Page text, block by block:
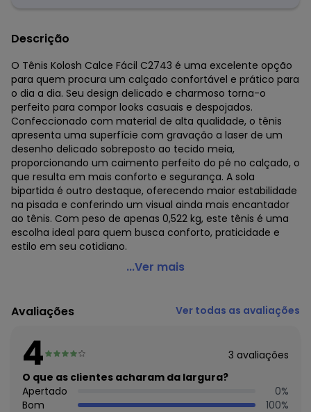
Descrição
O Tênis Kolosh Calce Fácil C2743 é uma excelente opção
para quem procura um calçado confortável e prático para
o dia a dia. Seu design delicado e charmoso torna-o
perfeito para compor looks casuais e despojados.
Confeccionado com material de alta qualidade, o tênis
apresenta uma superfície com gravação a laser de um
desenho delicado sobreposto ao tecido meia,
proporcionando um caimento perfeito do pé no calçado, o
que resulta em mais conforto e segurança. A sola
bipartida é outro destaque, oferecendo maior estabilidade
na pisada e conferindo um visual ainda mais encantador
ao tênis. Com peso de apenas 0,522 kg, este tênis é uma
escolha ideal para quem busca conforto, praticidade e
estilo em seu cotidiano.
Kolosh - Tênis Kolosh Calce Fácil C2743 Preto Preto
Histórico de preços
O preço apresentado abaixo é o menor oferecido em
algum dia do mês, para o menor tamanho disponível.
agosto/2026
julho/2026
junho/2026 N/D*
...Ver mais
Avaliações Ver todas as avaliações
4 3 avaliações
O que as clientes acharam da largura?
Apertado
0%
Bom
100%